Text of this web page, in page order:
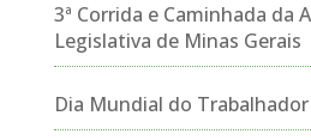
3ª Corrida e Caminhada da
Legislativa de Minas Gerais
Dia Mundial do Trabalhador